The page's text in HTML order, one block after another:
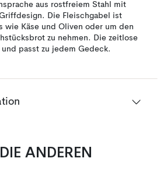
aus rostfreiem Stahl mit
Die Fleischgabel ist
wie Käse und Oliven oder um den
zu nehmen. Die zeitlose
passt zu jedem Gedeck.
ANDEREN